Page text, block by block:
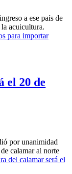
a ese país de
acuicultura.
para importar
el 20 de
por unanimidad
calamar al norte
del calamar será el